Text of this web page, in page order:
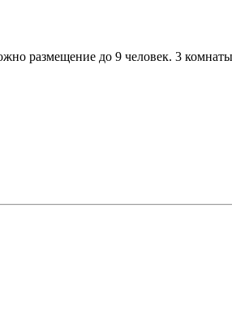
размещение до 9 человек. 3